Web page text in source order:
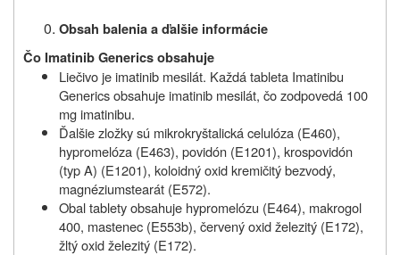
Obsah balenia a ďalšie informácie
Čo Imatinib Generics obsahuje
Liečivo je imatinib mesilát. Každá tableta Imatinibu
Generics obsahuje imatinib mesilát, čo zodpovedá 100
mg imatinibu.
Ďalšie zložky sú mikrokryštalická celulóza (E460),
hypromelóza (E463), povidón (E1201), krospovidón
(typ A) (E1201), koloidný oxid kremičitý bezvodý,
magnéziumstearát (E572).
Obal tablety obsahuje hypromelózu (E464), makrogol
400, mastenec (E553b), červený oxid železitý (E172),
žltý oxid železitý (E172).